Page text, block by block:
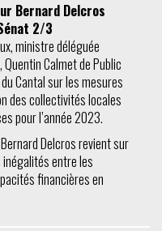
Bernard Delcros
2/3
ministre déléguée
Calmet de Public
Cantal sur les mesures
des collectivités locales
pour l’année 2023.
Delcros revient sur
entre les
financières en